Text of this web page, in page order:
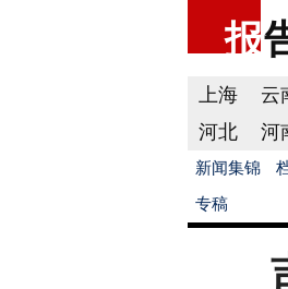
报
上海 云
河北
河
新闻集锦
专稿